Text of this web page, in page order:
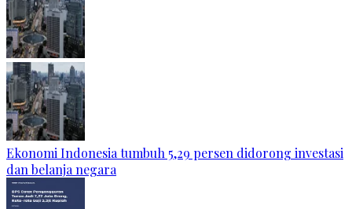
Ekonomi Indonesia tumbuh 5,29 persen didorong investasi
dan belanja negara